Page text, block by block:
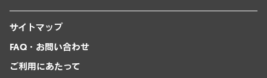
サイトマップ
FAQ・お問い合わせ
ご利用にあたって